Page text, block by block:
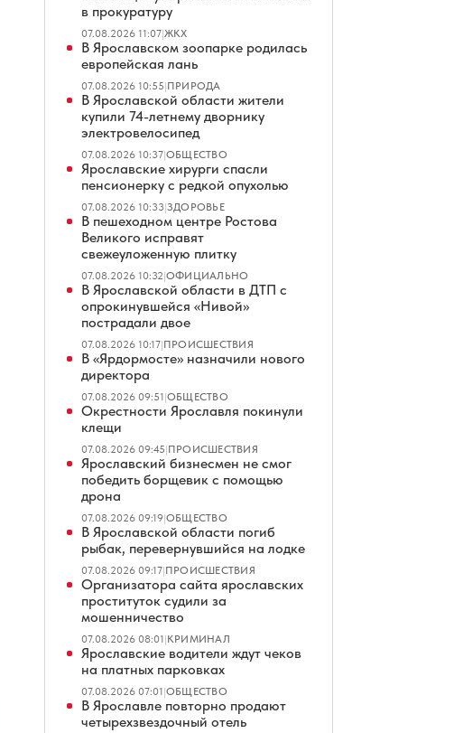
в прокуратуру
07.08.2026 11:07|ЖКХ
В Ярославском зоопарке родилась
европейская лань
07.08.2026 10:55|ПРИРОДА
В Ярославской области жители
купили 74-летнему дворнику
электровелосипед
07.08.2026 10:37|ОБЩЕСТВО
Ярославские хирурги спасли
пенсионерку с редкой опухолью
07.08.2026 10:33|ЗДОРОВЬЕ
В пешеходном центре Ростова
Великого исправят
свежеуложенную плитку
07.08.2026 10:32|ОФИЦИАЛЬНО
В Ярославской области в ДТП с
опрокинувшейся «Нивой»
пострадали двое
07.08.2026 10:17|ПРОИСШЕСТВИЯ
В «Ярдормосте» назначили нового
директора
07.08.2026 09:51|ОБЩЕСТВО
Окрестности Ярославля покинули
клещи
07.08.2026 09:45|ПРОИСШЕСТВИЯ
Ярославский бизнесмен не смог
победить борщевик с помощью
дрона
07.08.2026 09:19|ОБЩЕСТВО
В Ярославской области погиб
рыбак, перевернувшийся на лодке
07.08.2026 09:17|ПРОИСШЕСТВИЯ
Организатора сайта ярославских
проституток судили за
мошенничество
07.08.2026 08:01|КРИМИНАЛ
Ярославские водители ждут чеков
на платных парковках
07.08.2026 07:01|ОБЩЕСТВО
В Ярославле повторно продают
четырехзвездочный отель